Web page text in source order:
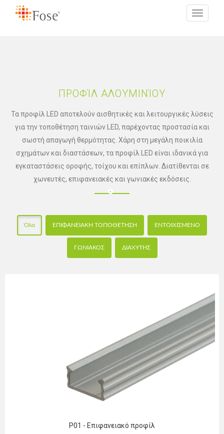
Toggle
ΠΡΟΦΊΛ ΑΛΟΥΜΙΝΊΟΥ
Τα προφίλ LED αποτελούν αισθητικές και λειτουργικές λύσεις
για την τοποθέτηση ταινιών LED, παρέχοντας προστασία και
σωστή απαγωγή θερμότητας. Χάρη στη μεγάλη ποικιλία
σχημάτων και διαστάσεων, τα προφίλ LED είναι ιδανικά για
εγκαταστάσεις οροφής, τοίχου και επίπλων. Διατίθενται σε
χωνευτές, επιφανειακές και γωνιακές εκδόσεις.
Όλα ΕΠΙΦΑΝΕΙΑΚΗ ΤΟΠΟΘΕΤΗΣΗ ΕΝΤΟΙΧΙΣΜΕΝΟ
ΓΩΝΙΑΚΟΣ ΔΙΑΧΥΤΗΣ
P01 - Επιφανειακό προφίλ